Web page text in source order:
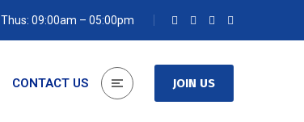
09:00am – 05:00pm
JOIN US
CONTACT US